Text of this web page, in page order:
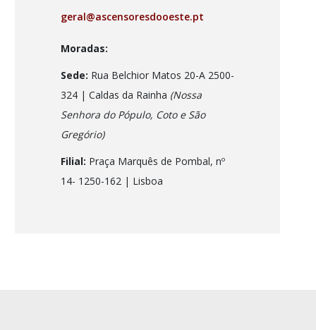
geral@ascensoresdooeste.pt
Moradas:
Sede: Rua Belchior Matos 20-A 2500-
324 | Caldas da Rainha (Nossa
Senhora do Pópulo, Coto e São
Gregório)
Filial: Praça Marquês de Pombal, nº
14- 1250-162 | Lisboa